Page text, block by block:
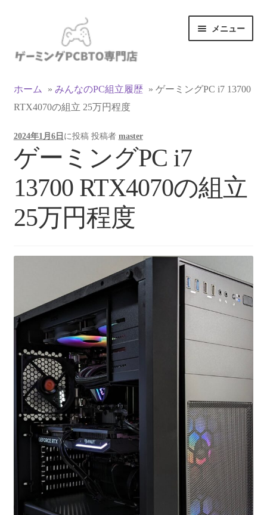
ゲ
ョ
ン
ス
キ
ッ
プ
テ
へ
ス
ッ
プ
メニュー
マイアカウント
支払い
お買い物カゴ
お買い物ガイド
フルカスタマイズ相談
みんなのPC組立履歴
ご使用時にあたって
ホーム » みんなのPC組立履歴 » ゲーミングPC i7 13700
RTX4070の組立 25万円程度
2024年1月6日 に投稿 投稿者 master
ゲーミングPC i7
13700 RTX4070の組立
25万円程度